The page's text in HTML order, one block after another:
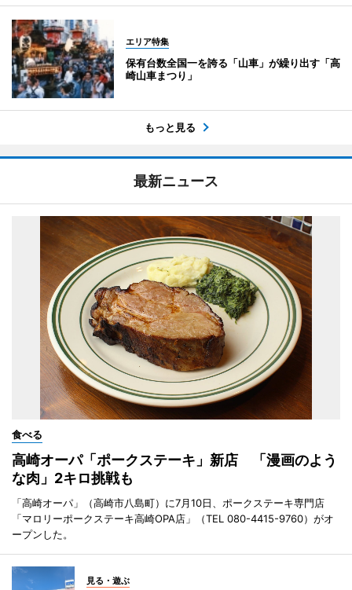
エリア特集
保有台数全国一を誇る「山車」が繰り出す「高
崎山車まつり」
もっと見る
最新ニュース
食べる
高崎オーパ「ポークステーキ」新店 「漫画のよう
な肉」2キロ挑戦も
「高崎オーパ」（高崎市八島町）に7月10日、ポークステーキ専門店
「マロリーポークステーキ高崎OPA店」（TEL 080-4415-9760）がオ
ープンした。
見る・遊ぶ